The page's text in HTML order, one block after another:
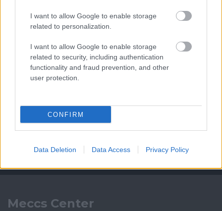
I want to allow Google to enable storage
related to personalization.
I want to allow Google to enable storage
related to security, including authentication
functionality and fraud prevention, and other
user protection.
CONFIRM
Data Deletion Data Access Privacy Policy
Meccs Center